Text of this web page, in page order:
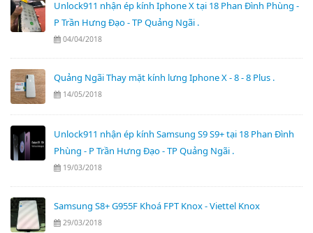
Unlock911 nhận ép kính Iphone X tại 18 Phan Đình Phùng -
P Trần Hưng Đạo - TP Quảng Ngãi .
04/04/2018
Quảng Ngãi Thay mặt kính lưng Iphone X - 8 - 8 Plus .
14/05/2018
Unlock911 nhận ép kính Samsung S9 S9+ tại 18 Phan Đình
Phùng - P Trần Hưng Đạo - TP Quảng Ngãi .
19/03/2018
Samsung S8+ G955F Khoá FPT Knox - Viettel Knox
29/03/2018